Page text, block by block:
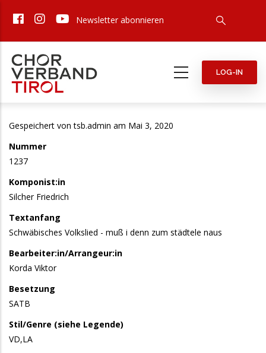
zum
Newsletter abonnieren
LOG-IN
Gespeichert vontsb.admin am Mai 3, 2020
Nummer
1237
Komponist:in
Silcher Friedrich
Textanfang
Schwäbisches Volkslied - muß i denn zum städtele naus
Bearbeiter:in/Arrangeur:in
Korda Viktor
Besetzung
SATB
Stil/Genre (siehe Legende)
VD,LA